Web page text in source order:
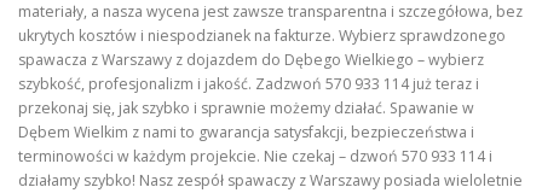
materiały, a nasza wycena jest zawsze transparentna i szczegółowa, bez
ukrytych kosztów i niespodzianek na fakturze. Wybierz sprawdzonego
spawacza z Warszawy z dojazdem do Dębego Wielkiego – wybierz
szybkość, profesjonalizm i jakość. Zadzwoń 570 933 114 już teraz i
przekonaj się, jak szybko i sprawnie możemy działać. Spawanie w
Dębem Wielkim z nami to gwarancja satysfakcji, bezpieczeństwa i
terminowości w każdym projekcie. Nie czekaj – dzwoń 570 933 114 i
działamy szybko! Nasz zespół spawaczy z Warszawy posiada wieloletnie